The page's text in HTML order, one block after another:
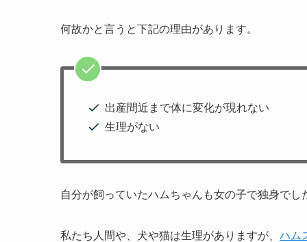
何故かと言うと下記の理由があります。
出産間近まで体に変化が現れない
生理がない
自分が飼っていたハムちゃんも女の子で独身で
私たち人間や、犬や猫は生理がありますが、 ハム